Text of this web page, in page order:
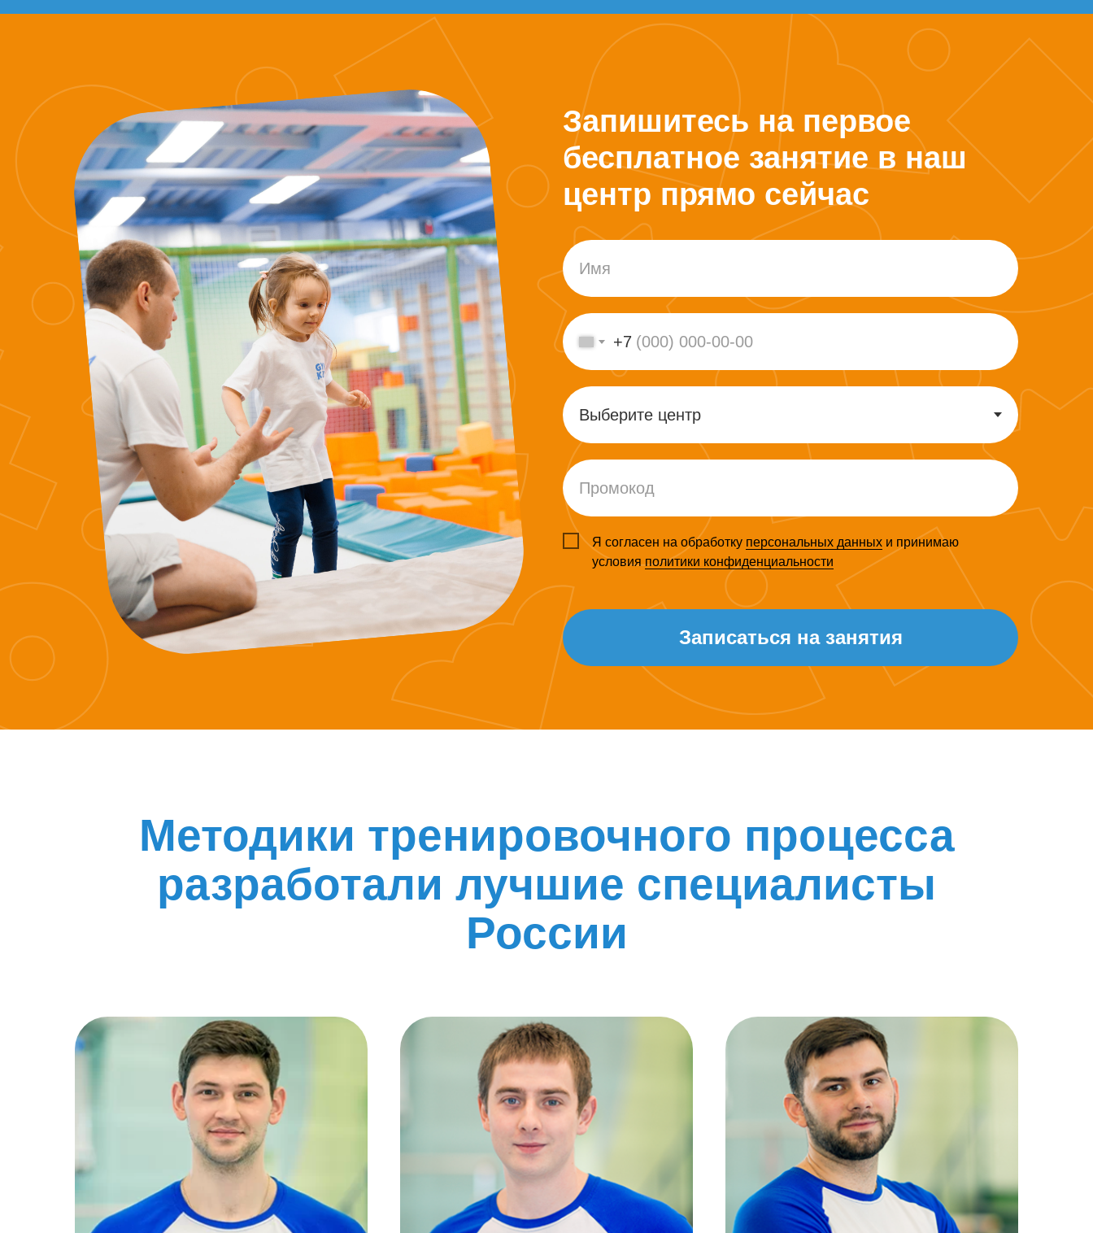
Запишитесь на первое
бесплатное занятие в наш
центр прямо сейчас
+7
Записаться на занятия
Я согласен на обработку персональных данных и принимаю
условияполитики конфиденциальности
Методики тренировочного процесса
разработали лучшие специалисты
России